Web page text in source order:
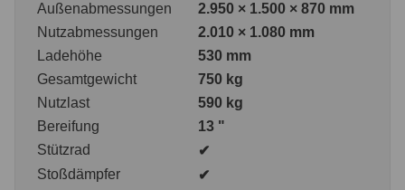
Außenabmessungen
2.950 × 1.500 × 870 mm
Nutzabmessungen
2.010 × 1.080 mm
Ladehöhe
530 mm
Gesamtgewicht
750 kg
Nutzlast
590 kg
Bereifung
13 "
Stützrad
✔
Stoßdämpfer
✔